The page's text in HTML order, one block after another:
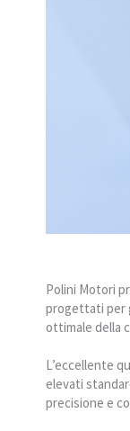
Polini Motori
progettati per
ottimale della
L’eccellente
elevati
precisione e